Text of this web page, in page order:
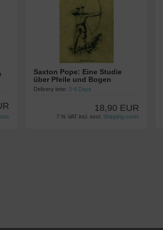
Saxton Pope: Eine Studie
über Pfeile und Bogen
Delivery time: 3-4 Days
18,90 EUR
7 % VAT incl. excl. Shipping costs